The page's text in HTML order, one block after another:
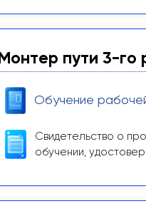
Монтер пути 3-го
Обучение
Свидетельство о
обучении,